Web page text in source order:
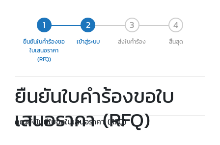
ยืนยันใบคำร้องขอ
ใบเสนอราคา
(RFQ)
เข้าสู่ระบบ ส่งใบคำร้อง สิ้นสุด
ยืนยันใบคำร้องขอใบ
เสนอราคา (RFQ)
คุณยังไม่มีใบขอใบเสนอราคา (RFQ)